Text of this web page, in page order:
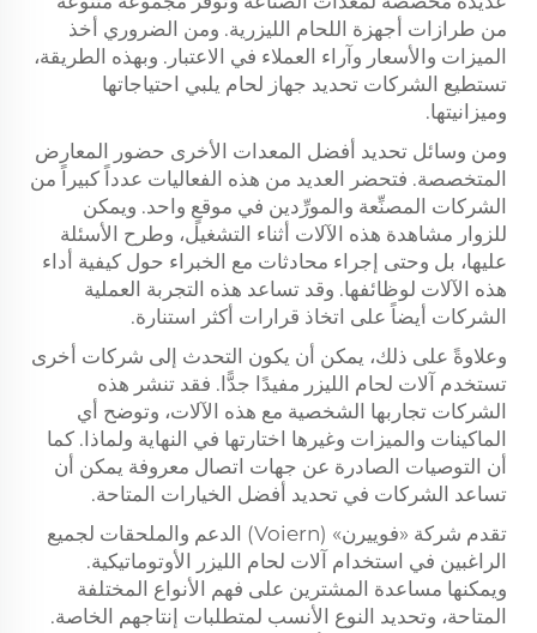
من طرازات أجهزة اللحام الليزرية. ومن الضروري أخذ
الميزات والأسعار وآراء العملاء في الاعتبار. وبهذه الطريقة،
تستطيع الشركات تحديد جهاز لحام يلبي احتياجاتها
وميزانيتها.
ومن وسائل تحديد أفضل المعدات الأخرى حضور المعارض
المتخصصة. فتحضر العديد من هذه الفعاليات عدداً كبيراً من
الشركات المصنِّعة والمورِّدين في موقعٍ واحد. ويمكن
للزوار مشاهدة هذه الآلات أثناء التشغيل، وطرح الأسئلة
عليها، بل وحتى إجراء محادثات مع الخبراء حول كيفية أداء
هذه الآلات لوظائفها. وقد تساعد هذه التجربة العملية
الشركات أيضاً على اتخاذ قرارات أكثر استنارة.
وعلاوةً على ذلك، يمكن أن يكون التحدث إلى شركات أخرى
تستخدم آلات لحام الليزر مفيدًا جدًّا. فقد تنشر هذه
الشركات تجاربها الشخصية مع هذه الآلات، وتوضح أي
الماكينات والميزات وغيرها اختارتها في النهاية ولماذا. كما
أن التوصيات الصادرة عن جهات اتصال معروفة يمكن أن
تساعد الشركات في تحديد أفضل الخيارات المتاحة.
تقدم شركة «فوييرن» (Voiern) الدعم والملحقات لجميع
الراغبين في استخدام آلات لحام الليزر الأوتوماتيكية.
ويمكنها مساعدة المشترين على فهم الأنواع المختلفة
المتاحة، وتحديد النوع الأنسب لمتطلبات إنتاجهم الخاصة.